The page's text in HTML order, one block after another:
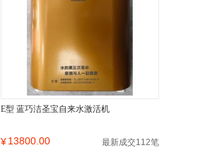
E型 蓝巧洁圣宝自来水激活机
¥13800.00 最新成交112笔